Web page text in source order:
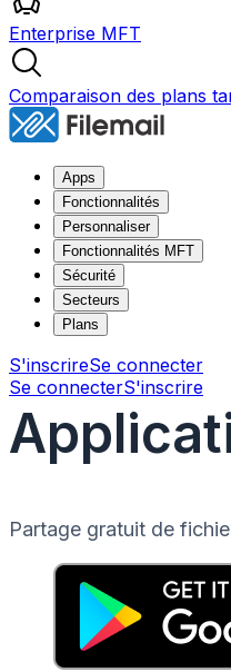
Enterprise MFT
Comparaison des plans
Apps
Fonctionnalités
Personnaliser
Fonctionnalités MFT
Sécurité
Secteurs
Plans
S'inscrireSe connecter
Se connecterS'inscrire
Partage gratuit de